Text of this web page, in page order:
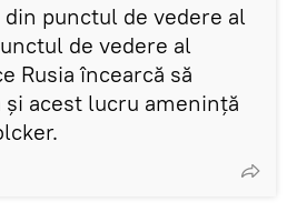
punctul de vedere al
de vedere al
Rusia încearcă să
acest lucru amenință